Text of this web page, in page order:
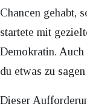
Chancen gehabt,
startete mit
Demokratin. Auch
du etwas zu
Dieser